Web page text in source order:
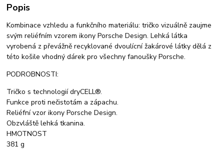
Popis
Kombinace vzhledu a funkčního materiálu: tričko vizuálně zaujme
svým reliéfním vzorem ikony Porsche Design. Lehká látka
vyrobená z převážně recyklované dvoulícní žakárové látky dělá z
této košile vhodný dárek pro všechny fanoušky Porsche.
PODROBNOSTI:
Tričko s technologií dryCELL®.
Funkce proti nečistotám a zápachu.
Reliéfní vzor ikony Porsche Design.
Obzvláště lehká tkanina.
HMOTNOST
381 g